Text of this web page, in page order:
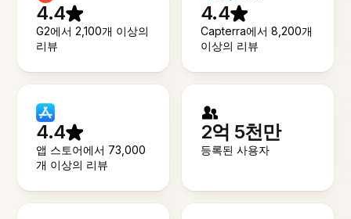
4.4
G2에서 2,100개 이상의
리뷰
4.4
Capterra에서 8,200개
이상의 리뷰
4.4
앱 스토어에서 73,000
개 이상의 리뷰
2억 5천만
등록된 사용자